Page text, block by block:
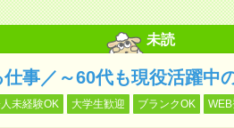
未読
事／～60代も現役活躍中
未経験OK 大学生歓迎 ブランクOK